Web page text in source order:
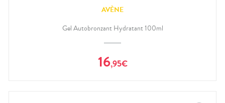
AVÈNE
Gel Autobronzant Hydratant 100ml
16,95€